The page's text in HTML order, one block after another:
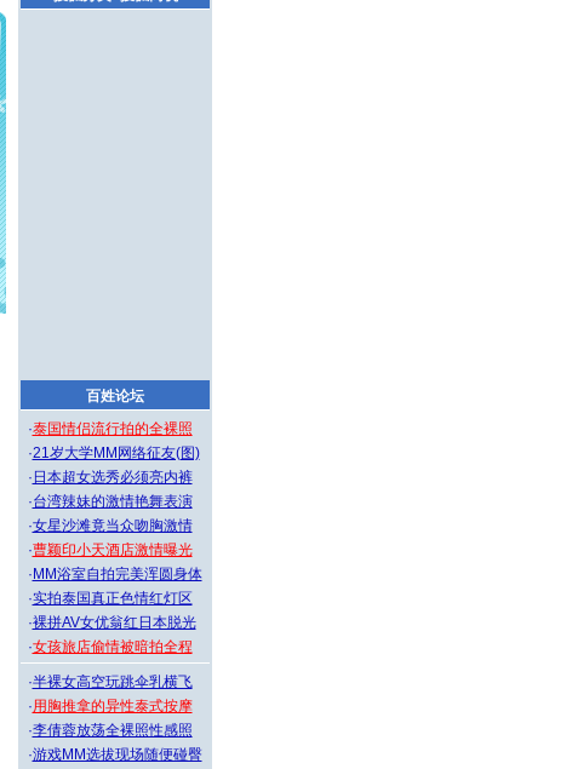
百姓论坛
·泰国情侣流行拍的全裸照
·21岁大学MM网络征友(图)
· 日本超女选秀必须亮内裤
·台湾辣妹的激情艳舞表演
·女星沙滩竟当众吻胸激情
·曹颖印小天酒店激情曝光
· MM浴室自拍完美浑圆身体
·实拍泰国真正色情红灯区
·裸拼AV女优翁红日本脱光
·女孩旅店偷情被暗拍全程
·半裸女高空玩跳伞乳横飞
·用胸推拿的异性泰式按摩
·李倩蓉放荡全裸照性感照
·游戏MM选拔现场随便碰臀